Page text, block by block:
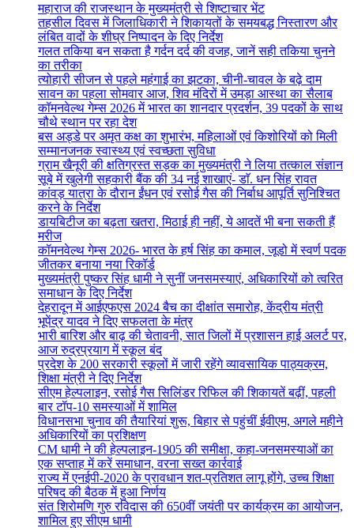
महाराज की राजस्थान के मुख्यमंत्री से शिष्टाचार भेंट
तहसील दिवस में जिलाधिकारी ने शिकायतों के समयबद्ध निस्तारण और
लंबित वादों के शीघ्र निष्पादन के दिए निर्देश
गलत तकिया बन सकता है गर्दन दर्द की वजह, जानें सही तकिया चुनने
का तरीका
त्योहारी सीजन से पहले महंगाई का झटका, चीनी-चावल के बढ़े दाम
सावन का पहला सोमवार आज, शिव मंदिरों में उमड़ा आस्था का सैलाब
कॉमनवेल्थ गेम्स 2026 में भारत का शानदार प्रदर्शन, 39 पदकों के साथ
चौथे स्थान पर रहा देश
बस अड्डे पर अमृत कक्ष का शुभारंभ, महिलाओं एवं किशोरियों को मिली
सम्मानजनक स्वास्थ्य एवं स्वच्छता सुविधा
ग्राम खैनूरी की क्षतिग्रस्त सड़क का मुख्यमंत्री ने लिया तत्काल संज्ञान
सूबे में खुलेगी सहकारी बैंक की 34 नई शाखाएं- डाॅ. धन सिंह रावत
कांवड़ यात्रा के दौरान ईंधन एवं रसोई गैस की निर्बाध आपूर्ति सुनिश्चित
करने के निर्देश
डायबिटीज का बढ़ता खतरा, मिठाई ही नहीं, ये आदतें भी बना सकती हैं
मरीज
कॉमनवेल्थ गेम्स 2026- भारत के हर्ष सिंह का कमाल, जूडो में स्वर्ण पदक
जीतकर बनाया नया रिकॉर्ड
मुख्यमंत्री पुष्कर सिंह धामी ने सुनीं जनसमस्याएं, अधिकारियों को त्वरित
समाधान के दिए निर्देश
देहरादून में आईएफएस 2024 बैच का दीक्षांत समारोह, केंद्रीय मंत्री
भूपेंद्र यादव ने दिए सफलता के मंत्र
भारी बारिश और बाढ़ की चेतावनी, सात जिलों में प्रशासन हाई अलर्ट पर,
आज रुद्रप्रयाग में स्कूल बंद
प्रदेश के 200 सरकारी स्कूलों में जारी रहेंगे व्यावसायिक पाठ्यक्रम,
शिक्षा मंत्री ने दिए निर्देश
सीएम हेल्पलाइन, रसोई गैस सिलिंडर रिफिल की शिकायतें बढ़ीं, पहली
बार टॉप-10 समस्याओं में शामिल
विधानसभा चुनाव की तैयारियां शुरू, बिहार से पहुंचीं ईवीएम, अगले महीने
अधिकारियों का प्रशिक्षण
CM धामी ने की हेल्पलाइन-1905 की समीक्षा, कहा-जनसमस्याओं का
एक सप्ताह में करें समाधान, वरना सख्त कार्रवाई
राज्य में एनईपी-2020 के प्रावधान शत-प्रतिशत लागू होंगे, उच्च शिक्षा
परिषद की बैठक में हुआ निर्णय
संत शिरोमणि गुरु रविदास की 650वीं जयंती पर कार्यक्रम का आयोजन,
शामिल हुए सीएम धामी